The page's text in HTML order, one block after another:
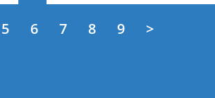
5 6 7 8 9 >